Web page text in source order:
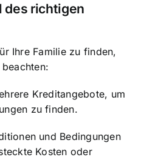
des richtigen
Ihre Familie zu finden,
Kreditangebote, um
zu finden.
und Bedingungen
Kosten oder